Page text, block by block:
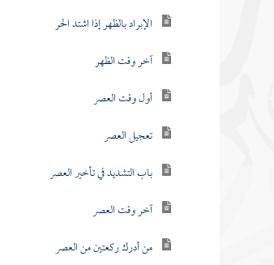
الإبراد بالظهر إذا اشتد الحر
آخر وقت الظهر
أول وقت العصر
تعجيل العصر
باب التشديد في تأخير العصر
آخر وقت العصر
من أدرك ركعتين من العصر